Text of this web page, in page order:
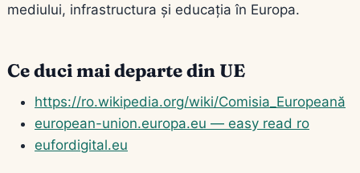
mediului, infrastructura și educația în Europa.
Ce duci mai departe din UE
https://ro.wikipedia.org/wiki/Comisia_Europeană
european-union.europa.eu — easy read ro
eufordigital.eu